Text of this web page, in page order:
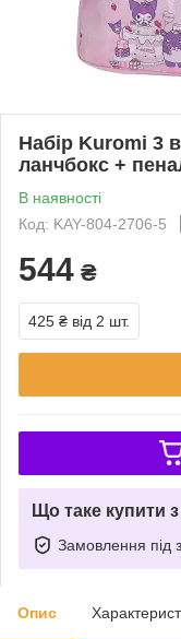
Набір Kuromi 3
ланчбокс +
В наявності
Код: KAY-804-2706-5
544 ₴
425 ₴ від 2 шт.
Що таке купити
Замовлення під
Опис